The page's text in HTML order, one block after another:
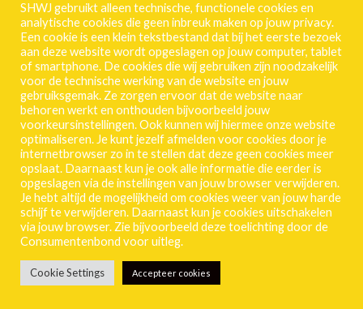
Klachten en overlast
Energiecompensatie
Ik Wil Meer Weten
Geschiedenis SHWJ
Contact
SHWJ gebruikt alleen technische, functionele cookies en
analytische cookies die geen inbreuk maken op jouw privacy.
Een cookie is een klein tekstbestand dat bij het eerste bezoek
aan deze website wordt opgeslagen op jouw computer, tablet
of smartphone. De cookies die wij gebruiken zijn noodzakelijk
voor de technische werking van de website en jouw
gebruiksgemak. Ze zorgen ervoor dat de website naar
behoren werkt en onthouden bijvoorbeeld jouw
voorkeursinstellingen. Ook kunnen wij hiermee onze website
optimaliseren. Je kunt jezelf afmelden voor cookies door je
internetbrowser zo in te stellen dat deze geen cookies meer
opslaat. Daarnaast kun je ook alle informatie die eerder is
opgeslagen via de instellingen van jouw browser verwijderen.
Je hebt altijd de mogelijkheid om cookies weer van jouw harde
schijf te verwijderen. Daarnaast kun je cookies uitschakelen
via jouw browser. Zie bijvoorbeeld deze toelichting door de
Consumentenbond voor uitleg.
Cookie Settings Accepteer cookies